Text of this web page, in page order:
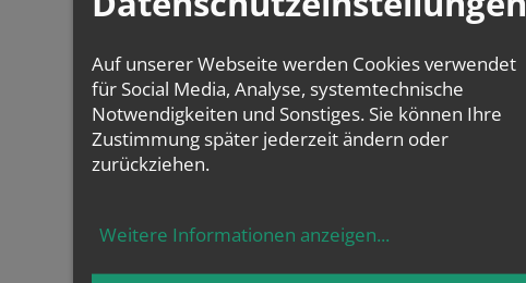
Auf unserer Webseite werden Cookies verwendet
für Social Media, Analyse, systemtechnische
Notwendigkeiten und Sonstiges. Sie können Ihre
Zustimmung später jederzeit ändern oder
zurückziehen.
Weitere Informationen anzeigen...